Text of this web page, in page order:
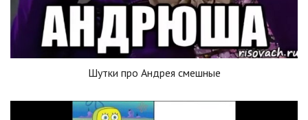
Шутки про Андрея смешные